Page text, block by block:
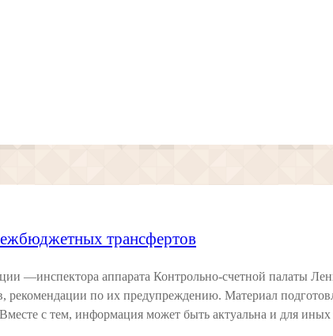
трансфертов
—инспектора аппарата Контрольно-счетной палаты
по их предупреждению. Материал
с тем, информация может быть актуальна и для